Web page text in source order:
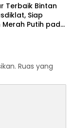
Terbaik Bintan
Siap
Merah Putih pada
Ruas yang